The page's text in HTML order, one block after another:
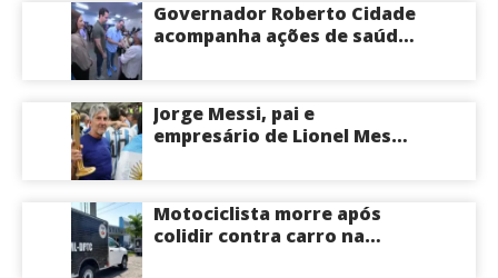
Governador Roberto Cidade
acompanha ações de saúde
Jorge Messi, pai e
empresário de Lionel Messi,
Motociclista morre após
colidir contra carro na